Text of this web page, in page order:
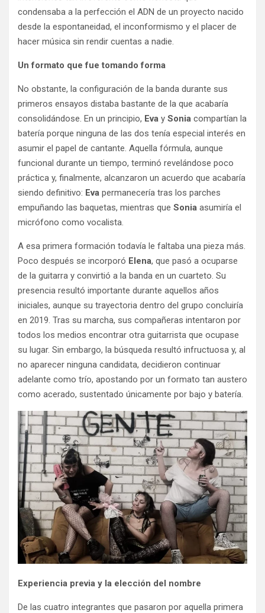
condensaba a la perfección el ADN de un proyecto nacido
desde la espontaneidad, el inconformismo y el placer de
hacer música sin rendir cuentas a nadie.
Un formato que fue tomando forma
No obstante, la configuración de la banda durante sus
primeros ensayos distaba bastante de la que acabaría
consolidándose. En un principio, Eva y Sonia compartían la
batería porque ninguna de las dos tenía especial interés en
asumir el papel de cantante. Aquella fórmula, aunque
funcional durante un tiempo, terminó revelándose poco
práctica y, finalmente, alcanzaron un acuerdo que acabaría
siendo definitivo: Eva permanecería tras los parches
empuñando las baquetas, mientras que Sonia asumiría el
micrófono como vocalista.
A esa primera formación todavía le faltaba una pieza más.
Poco después se incorporó Elena, que pasó a ocuparse
de la guitarra y convirtió a la banda en un cuarteto. Su
presencia resultó importante durante aquellos años
iniciales, aunque su trayectoria dentro del grupo concluiría
en 2019. Tras su marcha, sus compañeras intentaron por
todos los medios encontrar otra guitarrista que ocupase
su lugar. Sin embargo, la búsqueda resultó infructuosa y, al
no aparecer ninguna candidata, decidieron continuar
adelante como trío, apostando por un formato tan austero
como acerado, sustentado únicamente por bajo y batería.
Experiencia previa y la elección del nombre
De las cuatro integrantes que pasaron por aquella primera